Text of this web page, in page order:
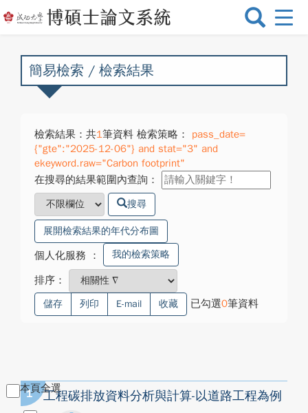
選
換
簡易檢索 / 檢索結果
檢索結果：共1筆資料 檢索策略：
pass_date=
{"gte":"2025-12-06"} and stat="3" and
ekeyword.raw="Carbon footprint"
在搜尋的結果範圍內查詢：
搜尋
展開檢索結果的年代分布圖
個人化服務 ： 我的檢索策略
排序：
儲存 列印 E-mail 收藏 已勾選0筆資料
本頁全選
1 工程碳排放資料分析與計算-以道路工程為例